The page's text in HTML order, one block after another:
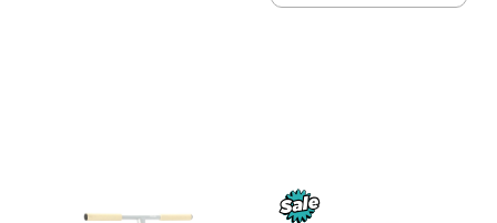
ALLA